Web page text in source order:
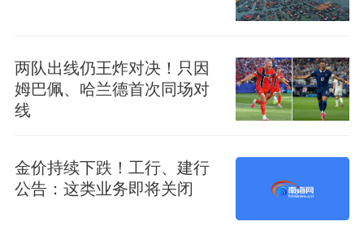
两队出线仍王炸对决！只因
姆巴佩、哈兰德首次同场对
线
金价持续下跌！工行、建行
公告：这类业务即将关闭